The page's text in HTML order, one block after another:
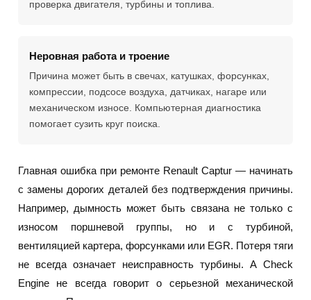
проверка двигателя, турбины и топлива.
Неровная работа и троение
Причина может быть в свечах, катушках, форсунках,
компрессии, подсосе воздуха, датчиках, нагаре или
механическом износе. Компьютерная диагностика
помогает сузить круг поиска.
Главная ошибка при ремонте Renault Captur — начинать
с замены дорогих деталей без подтверждения причины.
Например, дымность может быть связана не только с
износом поршневой группы, но и с турбиной,
вентиляцией картера, форсунками или EGR. Потеря тяги
не всегда означает неисправность турбины. А Check
Engine не всегда говорит о серьезной механической